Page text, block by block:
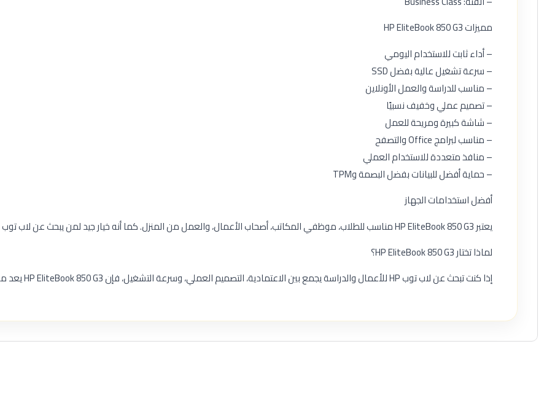
مميزات HP EliteBook 850 G3
– أداء ثابت للاستخدام اليومي
– سرعة تشغيل عالية بفضل SSD
– مناسب للدراسة والعمل الأونلاين
– تصميم عملي وخفيف نسبيًا
– شاشة كبيرة ومريحة للعمل
– مناسب لبرامج Office والتصفح
– منافذ متعددة للاستخدام العملي
– حماية أفضل للبيانات بفضل البصمة وTPM
أفضل استخدامات الجهاز
يعتبر HP EliteBook 850 G3 مناسب للطلاب، موظفي المكاتب، أصحاب الأعمال، والعمل من المنزل. كما أنه خيار جيد لمن يبحث عن لاب توب HP عملي بسعر مناسب واعتمادية قوية.
لماذا تختار HP EliteBook 850 G3؟
إذا كنت تبحث عن لاب توب HP للأعمال والدراسة يجمع بين الاعتمادية، التصميم العملي، وسرعة التشغيل، فإن HP EliteBook 850 G3 يعد من أفضل الخيارات الاقتصادية المناسبة للاستخدام اليومي.